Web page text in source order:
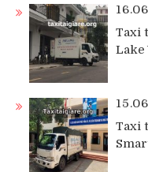
Taxi
Lake
Taxi